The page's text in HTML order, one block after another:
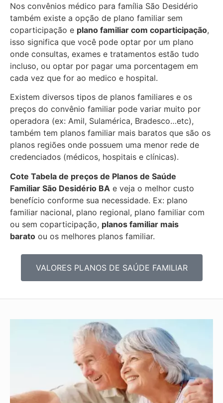
Nos convênios médico para família São Desidério
também existe a opção de plano familiar sem
coparticipação e plano familiar com coparticipação,
isso significa que você pode optar por um plano
onde consultas, exames e tratamentos estão tudo
incluso, ou optar por pagar uma porcentagem em
cada vez que for ao medico e hospital.
Existem diversos tipos de planos familiares e os
preços do convênio familiar pode variar muito por
operadora (ex: Amil, Sulamérica, Bradesco…etc),
também tem planos familiar mais baratos que são os
planos regiões onde possuem uma menor rede de
credenciados (médicos, hospitais e clínicas).
Cote Tabela de preços de Planos de Saúde
Familiar São Desidério BA e veja o melhor custo
benefício conforme sua necessidade. Ex: plano
familiar nacional, plano regional, plano familiar com
ou sem coparticipação, planos familiar mais
barato ou os melhores planos familiar.
VALORES PLANOS DE SAÚDE FAMILIAR